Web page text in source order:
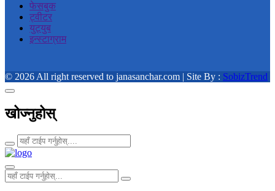
फेसबुक
ट्वीटर
युट्युब
इन्स्टाग्राम
© 2026 All right reserved to janasanchar.com | Site By : SobizTrend
खोज्नुहोस्